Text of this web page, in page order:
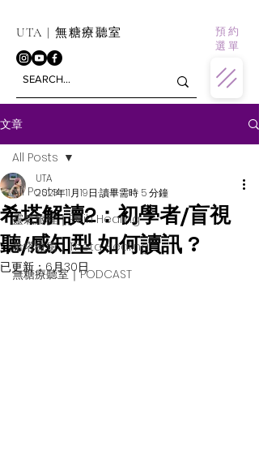
UTA | 無糖療聽室
預 約
選 單
文章
All Posts
靈氣旅程｜Reiki Healing
希塔療癒｜Theta Healing
無糖療聽室｜PODCAST
All Posts
希塔解讀2：初學者/盲視
聽/感知型 如何讀訊 ?
UTA
2021年11月19日 讀畢需時 5 分鐘
已更新：6月30日